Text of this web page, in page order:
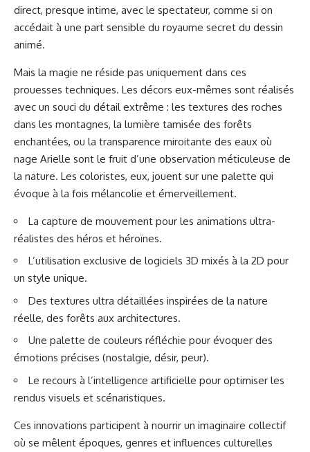
direct, presque intime, avec le spectateur, comme si on
accédait à une part sensible du royaume secret du dessin
animé.
Mais la magie ne réside pas uniquement dans ces
prouesses techniques. Les décors eux-mêmes sont réalisés
avec un souci du détail extrême : les textures des roches
dans les montagnes, la lumière tamisée des forêts
enchantées, ou la transparence miroitante des eaux où
nage Arielle sont le fruit d’une observation méticuleuse de
la nature. Les coloristes, eux, jouent sur une palette qui
évoque à la fois mélancolie et émerveillement.
La capture de mouvement pour les animations ultra-
réalistes des héros et héroïnes.
L’utilisation exclusive de logiciels 3D mixés à la 2D pour
un style unique.
Des textures ultra détaillées inspirées de la nature
réelle, des forêts aux architectures.
Une palette de couleurs réfléchie pour évoquer des
émotions précises (nostalgie, désir, peur).
Le recours à l’intelligence artificielle pour optimiser les
rendus visuels et scénaristiques.
Ces innovations participent à nourrir un imaginaire collectif
où se mêlent époques, genres et influences culturelles